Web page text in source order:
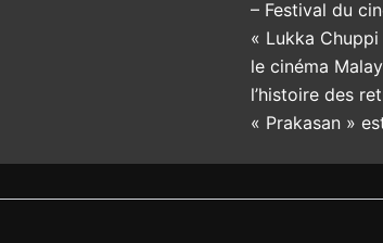
– Festival du
« Lukka
le cinéma
l’histoire des
« Prakasan »